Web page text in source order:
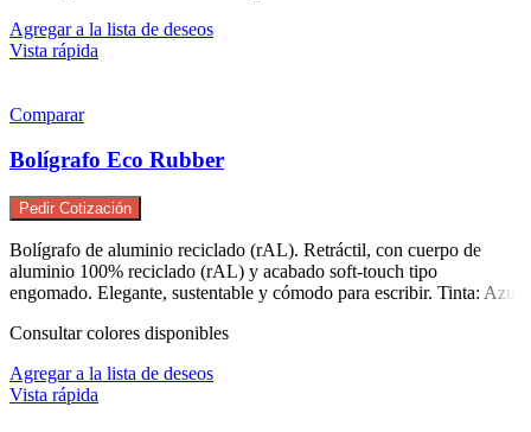
Agregar a la lista de deseos
Vista rápida
Comparar
Bolígrafo Eco Rubber
Pedir Cotización
Bolígrafo de aluminio reciclado (rAL). Retráctil, con cuerpo de
aluminio 100% reciclado (rAL) y acabado soft-touch tipo
engomado. Elegante, sustentable y cómodo para escribir. Tinta: Azul
Consultar colores disponibles
Agregar a la lista de deseos
Vista rápida